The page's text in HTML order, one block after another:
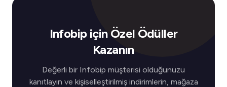
Infobip için Özel Ödüller
Kazanın
Değerli bir Infobip müşterisi olduğunuzu
kanıtlayın ve kişiselleştirilmiş indirimlerin, mağaza